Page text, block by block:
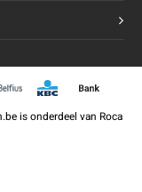
is onderdeel van Roca